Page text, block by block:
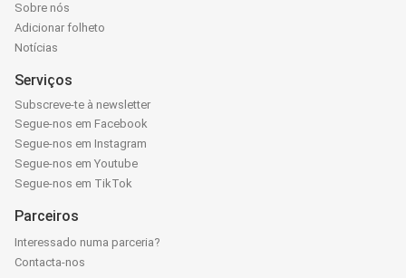
Sobre nós
Adicionar folheto
Notícias
Serviços
Subscreve-te à newsletter
Segue-nos em Facebook
Segue-nos em Instagram
Segue-nos em Youtube
Segue-nos em TikTok
Parceiros
Interessado numa parceria?
Contacta-nos